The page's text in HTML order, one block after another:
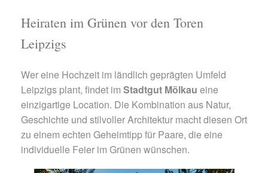
Heiraten im Grünen vor den Toren
Leipzigs
Wer eine Hochzeit im ländlich geprägten Umfeld
Leipzigs plant, findet im Stadtgut Mölkau eine
einzigartige Location. Die Kombination aus Natur,
Geschichte und stilvoller Architektur macht diesen Ort
zu einem echten Geheimtipp für Paare, die eine
individuelle Feier im Grünen wünschen.